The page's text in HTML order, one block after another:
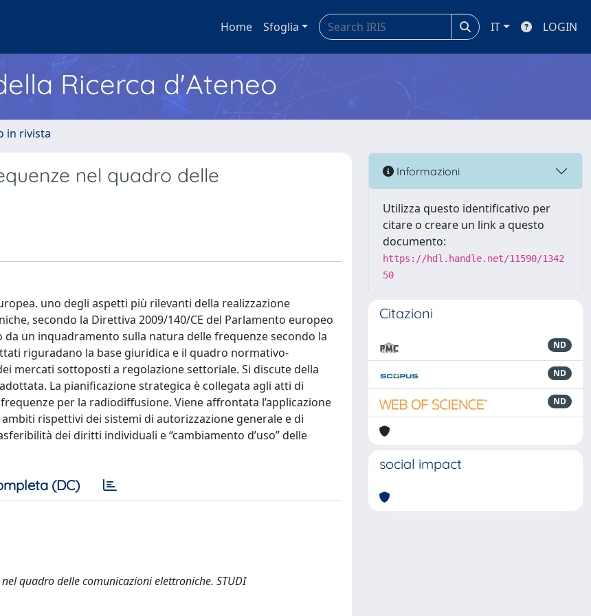
Home Sfoglia IT LOGIN
Ricerca d'Ateneo
in rivista
nel quadro delle
uno degli aspetti più rilevanti della realizzazione
secondo la Direttiva 2009/140/CE del Parlamento europeo
da un inquadramento sulla natura delle frequenze secondo la
riguradano la base giuridica e il quadro normativo-
mercati sottoposti a regolazione settoriale. Si discute della
La pianificazione strategica è collegata agli atti di
per la radiodiffusione. Viene affrontata l’applicazione
rispettivi dei sistemi di autorizzazione generale e di
dei diritti individuali e “cambiamento d’uso” delle
(DC)
quadro delle comunicazioni elettroniche. STUDI
Informazioni
Utilizza questo identificativo per
citare o creare un link a questo
documento:
https://hdl.handle.net/11590/1342
50
Citazioni
ND
ND
ND
social impact